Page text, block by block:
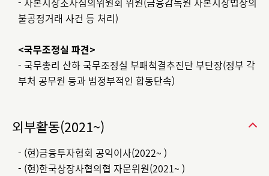
불공정거래 사건 등 처리)
<국무조정실 파견>
- 국무총리 산하 국무조정실 부패척결추진단 부단장(정부 각
부처 공무원 등과 범정부적인 합동단속)
외부활동(2021~)
- (현)금융투자협회 공익이사(2022~ )
- (현)한국상장사협의협 자문위원(2021~ )